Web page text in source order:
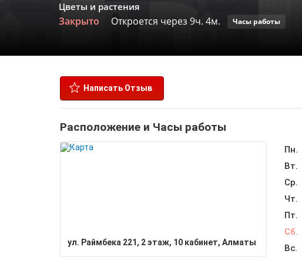
Цветы и растения
Закрыто Откроется через 9ч. 4м. Часы работы
Написать Отзыв
Расположение и Часы работы
ул. Раймбека 221, 2 этаж, 10 кабинет, Алматы
Пн.
Вт.
Ср.
Чт.
Пт.
Сб.
Вс.